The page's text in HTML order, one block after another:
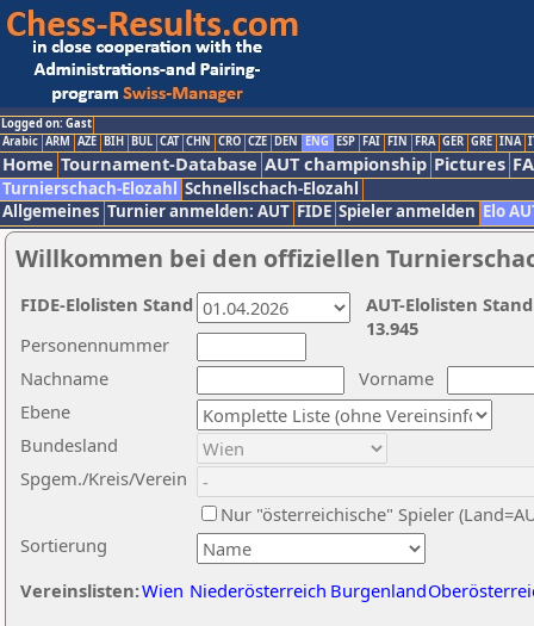
Logged on: Gast
Arabic ARM AZE BIH BUL CAT CHN CRO CZE DEN ENG ESP FAI FIN FRA GER GRE INA
Home Tournament-Database AUT championship Pictures
Turnierschach-Elozahl Schnellschach-Elozahl
Allgemeines Turnier anmelden: AUT FIDE Spieler anmelden Elo
Willkommen bei den offiziellen
Nachname
Vorname
Ebene
Sortierung
Personennummer
Bundesland
Spgem./Kreis/Verein
Nur "österreichische" Spieler
Vereinslisten:Wien Niederösterreich Burgenland
AUT-Elolisten
13.945
FIDE-Elolisten Stand